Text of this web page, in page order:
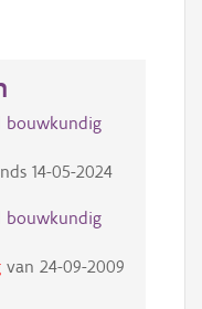
bouwkundig
14-05-2024
bouwkundig
van 24-09-2009